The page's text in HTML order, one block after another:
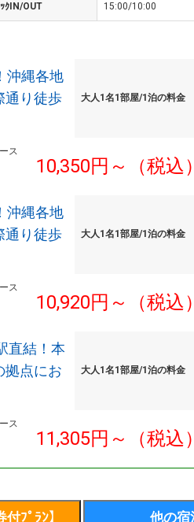
ｸIN/OUT 15:00/10:00
沖縄各地
通り徒歩
大人1名1部屋/1泊の料金
ス
10,350円～（税込）
沖縄各地
通り徒歩
大人1名1部屋/1泊の料金
ス
10,920円～（税込）
直結！本
拠点にお
大人1名1部屋/1泊の料金
ス
11,305円～（税込）